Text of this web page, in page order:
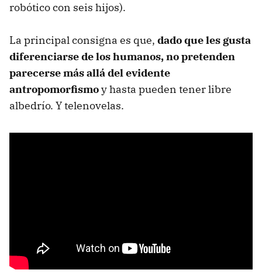
robótico con seis hijos).
La principal consigna es que, dado que les gusta
diferenciarse de los humanos, no pretenden
parecerse más allá del evidente
antropomorfismoy hasta pueden tener libre
albedrío. Y telenovelas.